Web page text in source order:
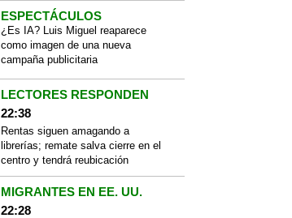
ESPECTÁCULOS
¿Es IA? Luis Miguel reaparece
como imagen de una nueva
campaña publicitaria
LECTORES RESPONDEN
22:38
Rentas siguen amagando a
librerías; remate salva cierre en el
centro y tendrá reubicación
MIGRANTES EN EE. UU.
22:28